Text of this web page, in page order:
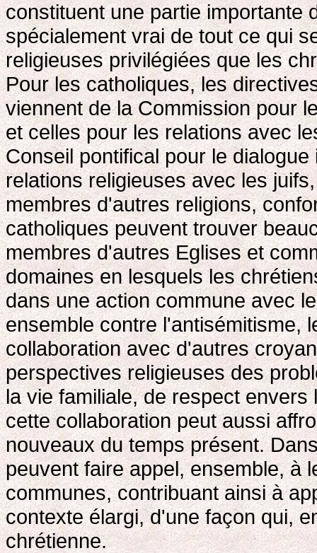
constituent une partie importante
spécialement vrai de tout ce qui
religieuses privilégiées que les
Pour les catholiques, les
viennent de la Commission pour
et celles pour les relations avec
Conseil pontifical pour le
relations religieuses avec les
membres d'autres religions,
catholiques peuvent trouver
membres d'autres Eglises et
domaines en lesquels les
dans une action commune avec
ensemble contre l'antisémitisme,
collaboration avec d'autres
perspectives religieuses des
la vie familiale, de respect
cette collaboration peut aussi
nouveaux du temps présent.
peuvent faire appel, ensemble, à
communes, contribuant ainsi à
contexte élargi, d'une façon qui,
chrétienne.